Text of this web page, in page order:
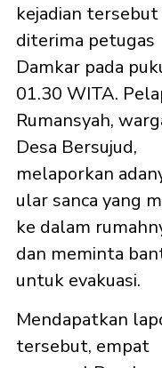
kejadian tersebut
diterima petugas
Damkar pada
01.30 WITA.
Rumansyah,
Desa Bersujud,
melaporkan
ular sanca yang
ke dalam
dan meminta
untuk evakuasi.
Mendapatkan
tersebut, empat